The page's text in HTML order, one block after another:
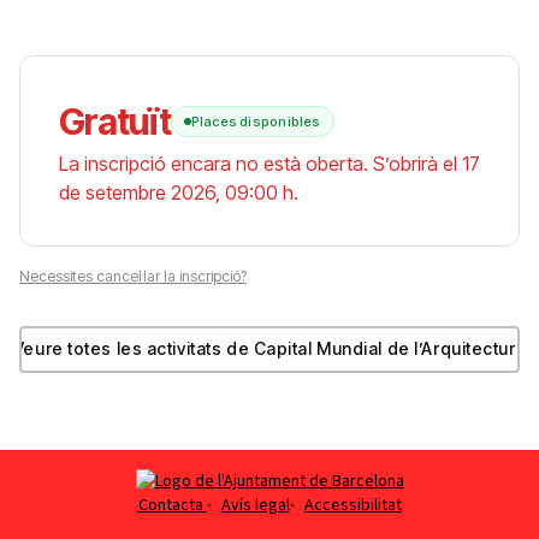
Gratuït Places disponibles
La inscripció encara no està oberta. S’obrirà el 17
de setembre 2026, 09:00 h.
Necessites cancel·lar la inscripció?
Veure totes les activitats de Capital Mundial de l’Arquitectura
Contacta Obre en una finestra nova
Avís legal Accessibilitat